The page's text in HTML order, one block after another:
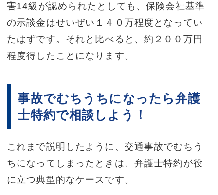
害14級が認められたとしても、保険会社基準
の示談金はせいぜい１４０万程度となってい
たはずです。それと比べると、約２００万円
程度得したことになります。
事故でむちうちになったら弁護
士特約で相談しよう！
これまで説明したように、交通事故でむちう
ちになってしまったときは、弁護士特約が役
に立つ典型的なケースです。